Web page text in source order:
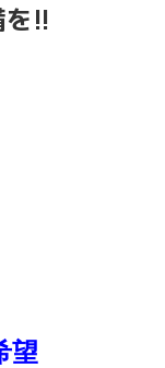
を!!
望